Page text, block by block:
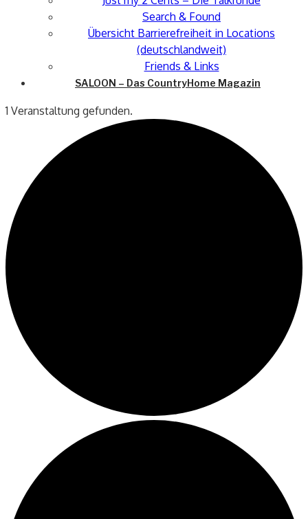
Search & Found
Übersicht Barrierefreiheit in Locations
(deutschlandweit)
Friends & Links
SALOON – Das CountryHome Magazin
1 Veranstaltung gefunden.